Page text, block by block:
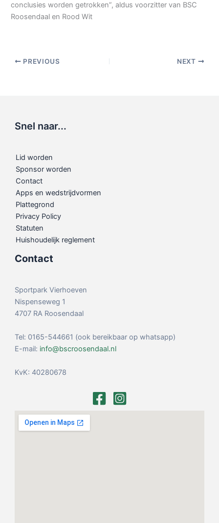
conclusies worden getrokken”, aldus voorzitter van BSC
Roosendaal en Rood Wit
PREVIOUS NEXT
Snel naar...
Lid worden
Sponsor worden
Contact
Apps en wedstrijdvormen
Plattegrond
Privacy Policy
Statuten
Huishoudelijk reglement
Contact
Sportpark Vierhoeven
Nispenseweg 1
4707 RA Roosendaal
Tel: 0165-544661 (ook bereikbaar op whatsapp)
E-mail: info@bscroosendaal.nl
KvK: 40280678